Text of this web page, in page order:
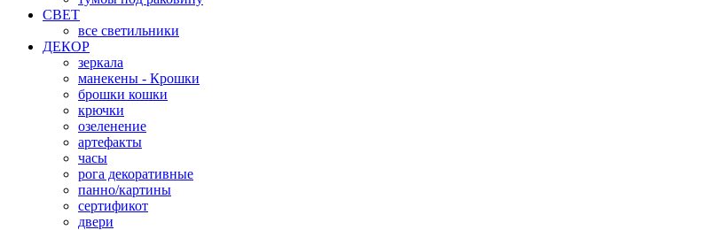
СВЕТ
все светильники
ДЕКОР
зеркала
манекены - Крошки
брошки кошки
крючки
озеленение
артефакты
часы
рога декоративные
панно/картины
сертификот
двери